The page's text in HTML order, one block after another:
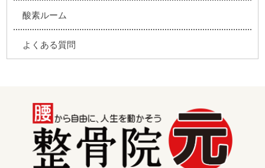
酸素ルーム
よくある質問